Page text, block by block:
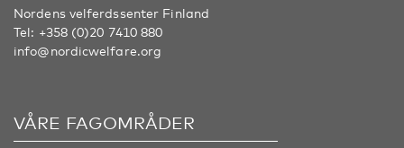
Nordens velferdssenter Finland
Tel: +358 (0)20 7410 880
info@nordicwelfare.org
VÅRE FAGOMRÅDER